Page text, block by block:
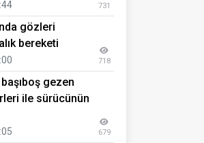
731
gözleri
bereketi
718
gezen
ile sürücünün
679